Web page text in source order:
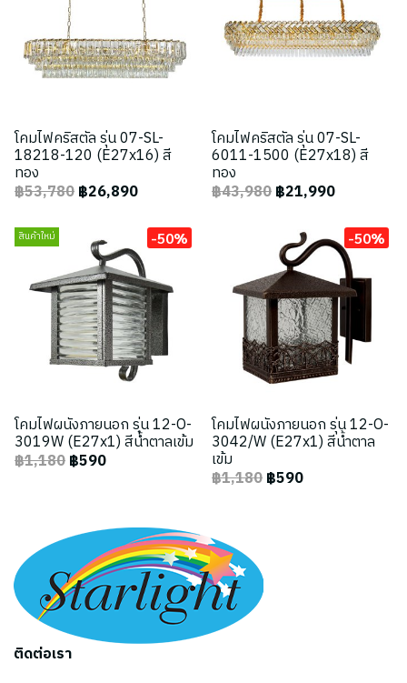
โคมไฟคริสตัล รุ่น 07-SL-
18218-120 (E27x16) สี
ทอง
฿53,780฿26,890
โคมไฟคริสตัล รุ่น 07-SL-
6011-1500 (E27x18) สี
ทอง
฿43,980฿21,990
สินค้าใหม่ -50%
โคมไฟผนังภายนอก รุ่น 12-O-
3019W (E27x1) สีน้ำตาลเข้ม
฿1,180฿590
-50%
โคมไฟผนังภายนอก รุ่น 12-O-
3042/W (E27x1) สีน้ำตาล
เข้ม
฿1,180฿590
ติดต่อเรา